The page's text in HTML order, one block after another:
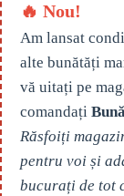
🔥 Nou!
Am lansat
alte bunătăți
vă uitați pe
comandați
Răsfoiți
pentru voi și
bucurați de tot